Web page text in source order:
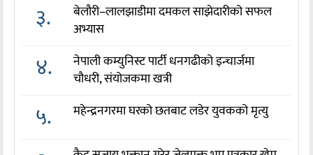
३.
बेलौरी–लालझाडीमा दमकल साझेदारीको सफल
अभ्यास
४.
नेपाली कम्युनिस्ट पार्टी धनगढीको इन्चार्जमा
चौधरी, संयोजकमा खत्री
५. महेन्द्रनगरमा घरको छतबाट लडेर युवकको मृत्यु